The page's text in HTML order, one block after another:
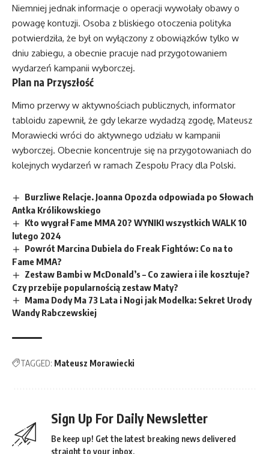
Niemniej jednak informacje o operacji wywołały obawy o
powagę kontuzji. Osoba z bliskiego otoczenia polityka
potwierdziła, że był on wyłączony z obowiązków tylko w
dniu zabiegu, a obecnie pracuje nad przygotowaniem
wydarzeń kampanii wyborczej.
Plan na Przyszłość
Mimo przerwy w aktywnościach publicznych, informator
tabloidu zapewnił, że gdy lekarze wydadzą zgodę, Mateusz
Morawiecki wróci do aktywnego udziału w kampanii
wyborczej. Obecnie koncentruje się na przygotowaniach do
kolejnych wydarzeń w ramach Zespołu Pracy dla Polski.
Burzliwe Relacje. Joanna Opozda odpowiada po Słowach
Antka Królikowskiego
Kto wygrał Fame MMA 20? WYNIKI wszystkich WALK 10
lutego 2024
Powrót Marcina Dubiela do Freak Fightów: Co na to
Fame MMA?
Zestaw Bambi w McDonald’s – Co zawiera i ile kosztuje?
Czy przebije popularnością zestaw Maty?
Mama Dody Ma 73 Lata i Nogi jak Modelka: Sekret Urody
Wandy Rabczewskiej
TAGGED: Mateusz Morawiecki
Sign Up For Daily Newsletter
Be keep up! Get the latest breaking news delivered
straight to your inbox.